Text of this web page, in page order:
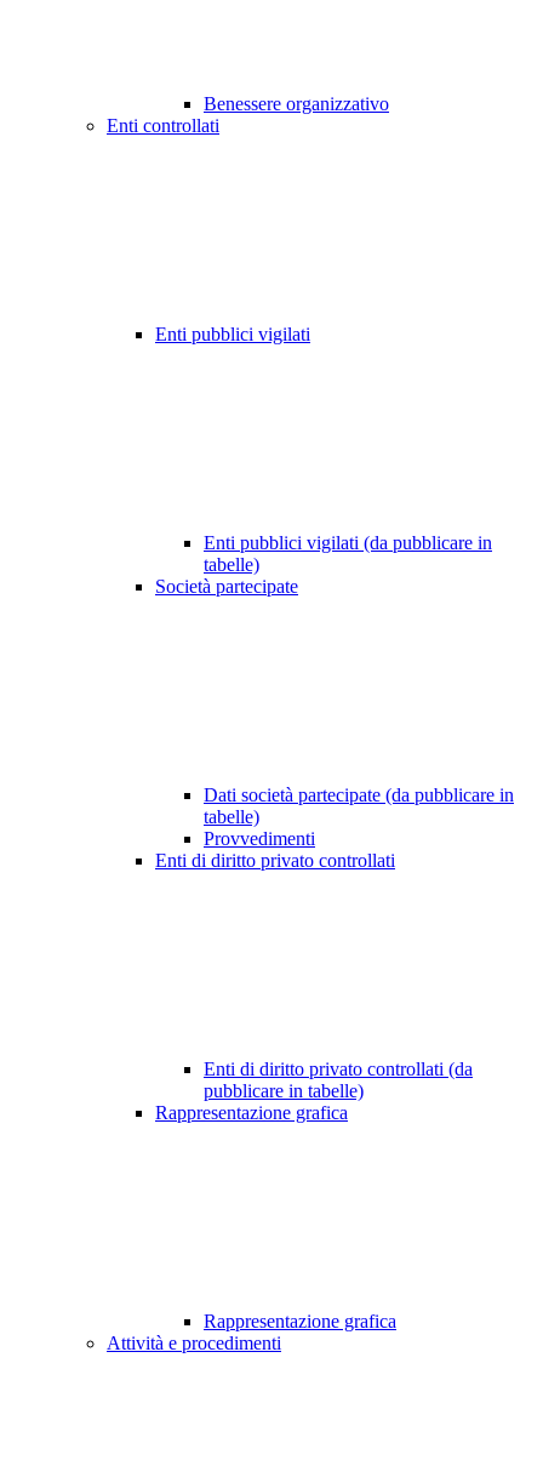
Benessere organizzativo
Enti controllati
Enti pubblici vigilati
Enti pubblici vigilati (da pubblicare in
tabelle)
Società partecipate
Dati società partecipate (da pubblicare in
tabelle)
Provvedimenti
Enti di diritto privato controllati
Enti di diritto privato controllati (da
pubblicare in tabelle)
Rappresentazione grafica
Rappresentazione grafica
Attività e procedimenti